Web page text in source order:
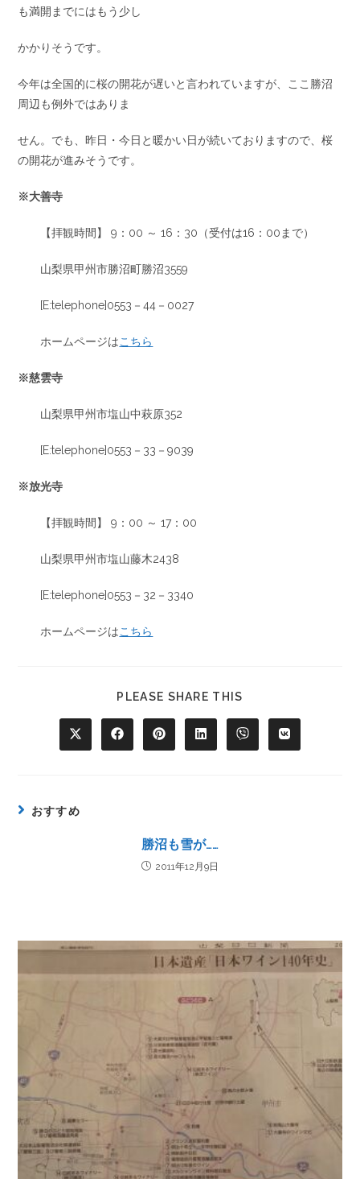
も満開までにはもう少し
かかりそうです。
今年は全国的に桜の開花が遅いと言われていますが、ここ勝沼
周辺も例外ではありま
せん。でも、昨日・今日と暖かい日が続いておりますので、桜
の開花が進みそうです。
※大善寺
【拝観時間】 9：00 ～ 16：30（受付は16：00まで）
山梨県甲州市勝沼町勝沼3559
[E:telephone]0553－44－0027
ホームページはこちら
※慈雲寺
山梨県甲州市塩山中萩原352
[E:telephone]0553－33－9039
※放光寺
【拝観時間】 9：00 ～ 17：00
山梨県甲州市塩山藤木2438
[E:telephone]0553－32－3340
ホームページはこちら
PLEASE SHARE THIS
おすすめ
勝沼も雪が……
2011年12月9日